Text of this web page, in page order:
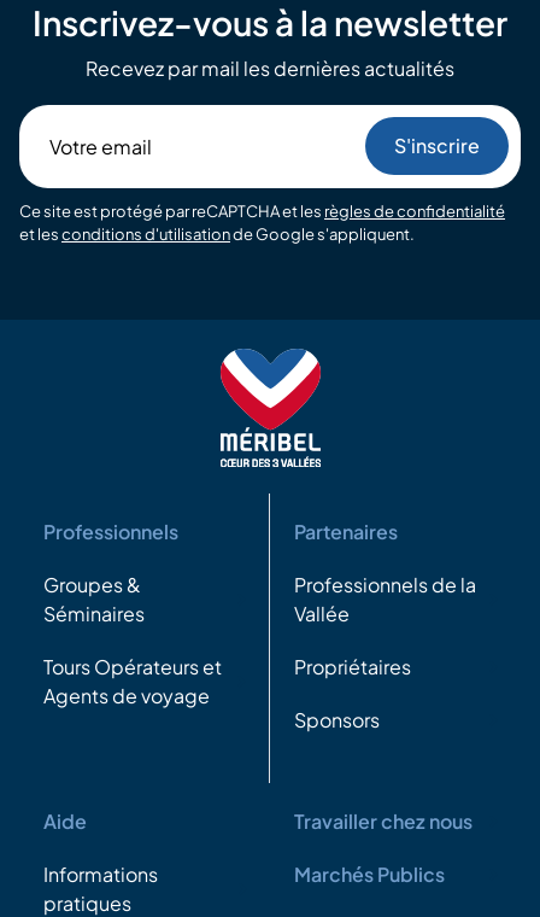
Inscrivez-vous à la newsletter
Recevez par mail les dernières actualités
email
Ce site est protégé par reCAPTCHA et les règles de confidentialité
et lesconditions d'utilisationde Google s'appliquent.
Professionnels
Groupes &
Séminaires
Tours Opérateurs et
Agents de voyage
Partenaires
Professionnels de la
Vallée
Propriétaires
Sponsors
Aide
Informations
pratiques
Travailler chez nous
Marchés Publics